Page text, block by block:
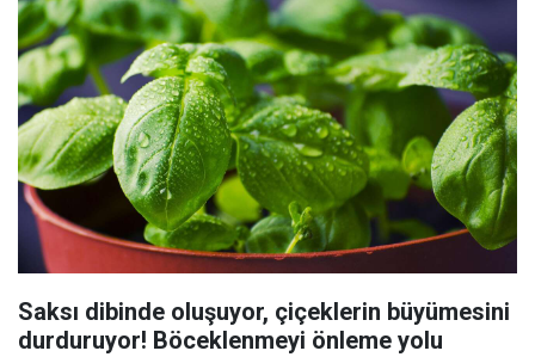
Saksı dibinde oluşuyor, çiçeklerin büyümesini
durduruyor! Böceklenmeyi önleme yolu